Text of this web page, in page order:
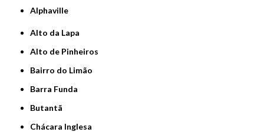
Alphaville
Alto da Lapa
Alto de Pinheiros
Bairro do Limão
Barra Funda
Butantã
Chácara Inglesa